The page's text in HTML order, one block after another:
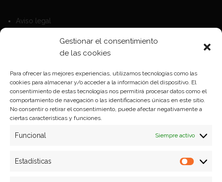
Gestionar el consentimiento
de las cookies
Para ofrecer las mejores experiencias, utilizamos tecnologías como las
cookies para almacenar y/o acceder a la información del dispositivo. El
consentimiento de estas tecnologías nos permitirá procesar datos como el
comportamiento de navegación o las identificaciones únicas en este sitio.
No consentir o retirar el consentimiento, puede afectar negativamente a
ciertas características y funciones.
Funcional Siempre activo
Estadísticas
Aviso legal
Política de Cookies
Política de privacidad
Formas de pago
Plazos y condiciones de envio
Politica de devoluciones